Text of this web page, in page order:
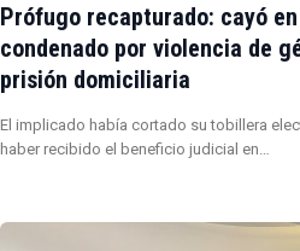
Prófugo recapturado: cayó
condenado por violencia de
prisión domiciliaria
El implicado había cortado su tobillera
haber recibido el beneficio judicial en…